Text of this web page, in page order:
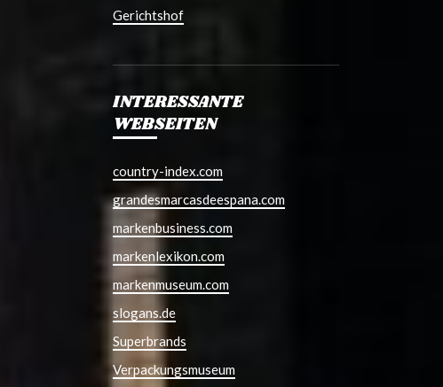
Gerichtshof
INTERESSANTE
WEBSEITEN
country-index.com
grandesmarcasdeespana.com
markenbusiness.com
markenlexikon.com
markenmuseum.com
slogans.de
Superbrands
Verpackungsmuseum